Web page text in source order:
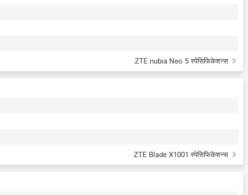
ZTE nubia Neo 5 स्पेसिफिकेशन्स
ZTE Blade X1001 स्पेसिफिकेशन्स